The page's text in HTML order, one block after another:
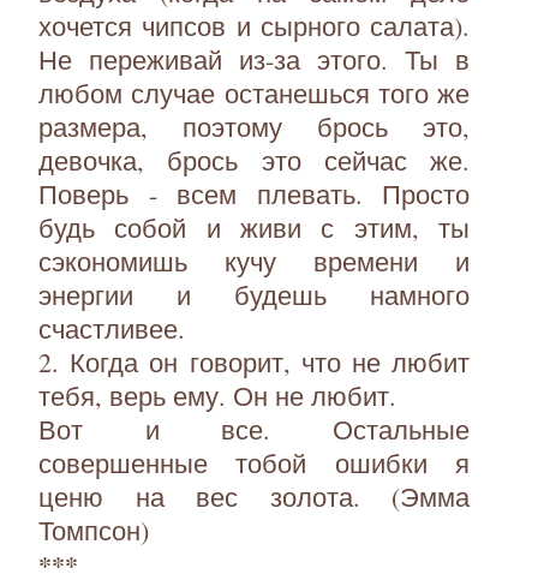
хочется чипсов и сырного салата).
Не переживай из-за этого. Ты в
любом случае останешься того же
размера, поэтому брось это,
девочка, брось это сейчас же.
Поверь - всем плевать. Просто
будь собой и живи с этим, ты
сэкономишь кучу времени и
энергии и будешь намного
счастливее.
2. Когда он говорит, что не любит
тебя, верь ему. Он не любит.
Вот и все. Остальные
совершенные тобой ошибки я
ценю на вес золота. (Эмма
Томпсон)
***